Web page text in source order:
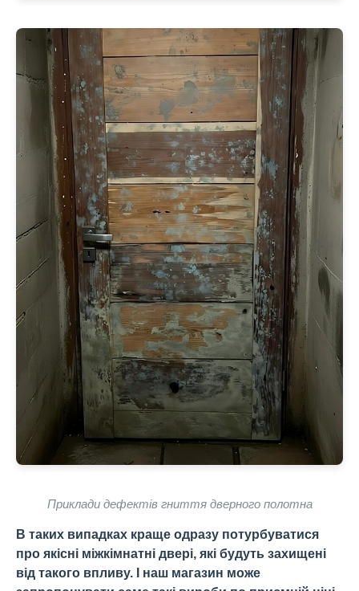
Приклади дефектів гниття дверного полотна
В таких випадках краще одразу потурбуватися
про якісні міжкімнатні двері, які будуть захищені
від такого впливу. І наш магазин може